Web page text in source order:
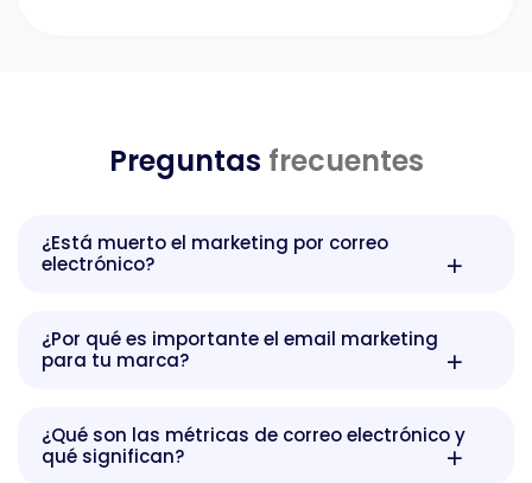
Preguntas frecuentes
¿Está muerto el marketing por correo
electrónico?
¿Por qué es importante el email marketing
para tu marca?
¿Qué son las métricas de correo electrónico y
qué significan?